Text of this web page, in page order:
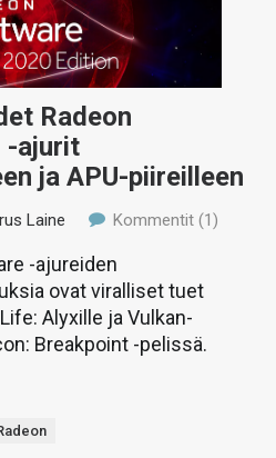
Radeon
-ajurit
ja APU-piireilleen
Laine Kommentit (1)
-ajureiden
ovat viralliset tuet
Alyxille ja Vulkan-
Breakpoint -pelissä.